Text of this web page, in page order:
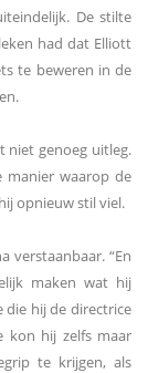
De stilte
had dat Elliott
te beweren in de
niet genoeg uitleg.
manier waarop de
opnieuw stil viel.
verstaanbaar. “En
maken wat hij
die hij de directrice
kon hij zelfs maar
te krijgen, als